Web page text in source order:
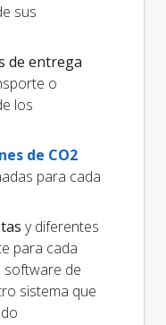
sus
de entrega
o
los
de CO2
para cada
y diferentes
para cada
software de
sistema que